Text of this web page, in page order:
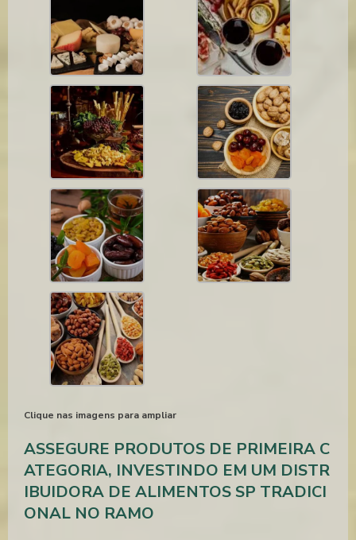
Clique nas imagens para ampliar
ASSEGURE PRODUTOS DE PRIMEIRA C
ATEGORIA, INVESTINDO EM UM DISTR
IBUIDORA DE ALIMENTOS SP TRADICI
ONAL NO RAMO